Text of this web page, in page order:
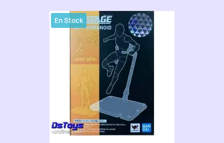
En Stock